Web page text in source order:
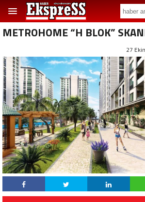
METROHOME “H BLOK”
27